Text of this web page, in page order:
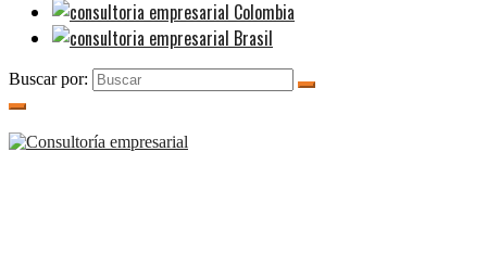
Buscar por: